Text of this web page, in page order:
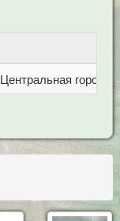
Центральная